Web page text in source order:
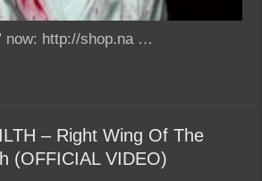
now: http://shop.na …
– Right Wing Of The
(OFFICIAL VIDEO)